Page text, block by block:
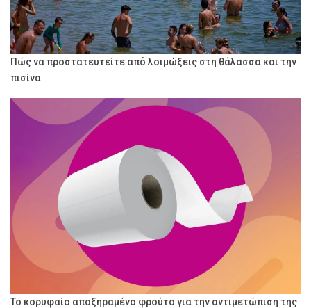
Πώς να προστατευτείτε από λοιμώξεις στη θάλασσα και την
πισίνα
Το κορυφαίο αποξηραμένο φρούτο για την αντιμετώπιση της